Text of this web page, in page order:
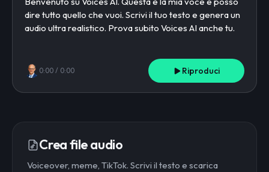
0:00 / 0:00 Riproduci
Crea file audio
Voiceover, meme, TikTok. Scrivi il testo e scarica